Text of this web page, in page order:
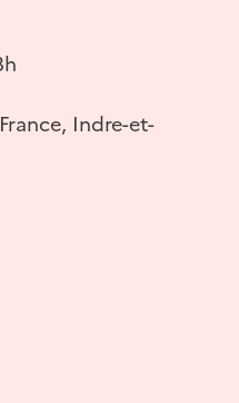
Indre-et-